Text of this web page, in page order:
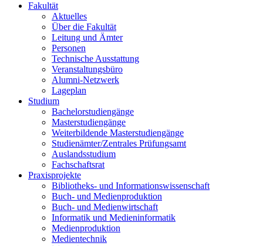
Fakultät
Aktuelles
Über die Fakultät
Leitung und Ämter
Personen
Technische Ausstattung
Veranstaltungsbüro
Alumni-Netzwerk
Lageplan
Studium
Bachelorstudiengänge
Masterstudiengänge
Weiterbildende Masterstudiengänge
Studienämter/Zentrales Prüfungsamt
Auslandsstudium
Fachschaftsrat
Praxisprojekte
Bibliotheks- und Informationswissenschaft
Buch- und Medienproduktion
Buch- und Medienwirtschaft
Informatik und Medieninformatik
Medienproduktion
Medientechnik